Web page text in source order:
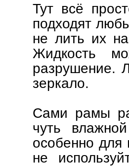
Тут всё
подходят
не лить их
Жидкость
разрушение.
зеркало.
Сами рамы
чуть
особенно
не